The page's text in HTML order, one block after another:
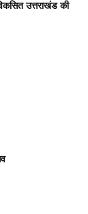
उत्तराखंड की